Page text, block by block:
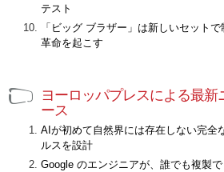
テスト
「ビッグ ブラザー」は新しいセットで
革命を起こす
ヨーロッパプレスによる最新
ース
AIが初めて自然界には存在しない完全
ルスを設計
Google のエンジニアが、誰でも複製で